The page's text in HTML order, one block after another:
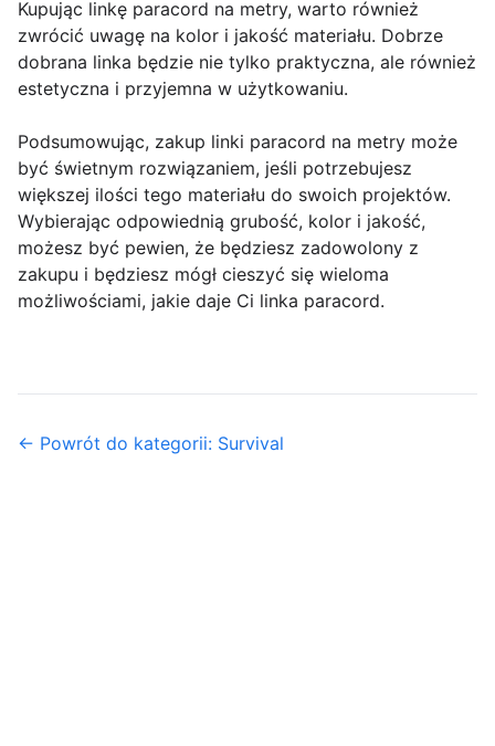
Kupując linkę paracord na metry, warto również
zwrócić uwagę na kolor i jakość materiału. Dobrze
dobrana linka będzie nie tylko praktyczna, ale również
estetyczna i przyjemna w użytkowaniu.
Podsumowując, zakup linki paracord na metry może
być świetnym rozwiązaniem, jeśli potrzebujesz
większej ilości tego materiału do swoich projektów.
Wybierając odpowiednią grubość, kolor i jakość,
możesz być pewien, że będziesz zadowolony z
zakupu i będziesz mógł cieszyć się wieloma
możliwościami, jakie daje Ci linka paracord.
← Powrót do kategorii: Survival